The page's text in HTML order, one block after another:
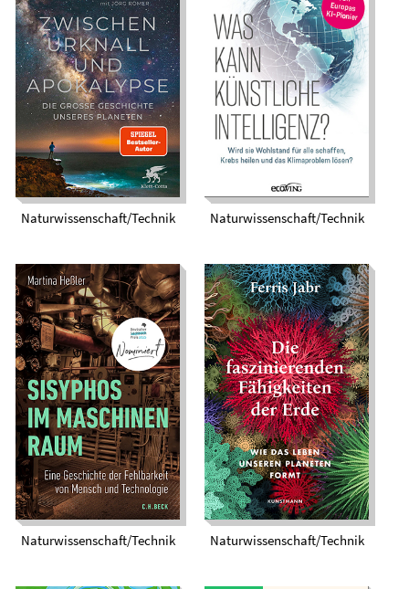
Zwischen Urknall
und Apokalypse. Die
große Geschichte
unseres Planeten
Naturwissenschaft/Technik
Was kann künstliche
Intelligenz? Wird sie
Wohlstand für alle
schaffen, Krebs
heilen und das
Klimaproblem
lösen?
Naturwissenschaft/Technik
Sisyphos im
Maschinenraum.
Eine Geschichte von
Mensch und
Technologie
Naturwissenschaft/Technik
Das Erwachen der
Erde. Wie das Leben
unseren Planeten
formt
Naturwissenschaft/Technik